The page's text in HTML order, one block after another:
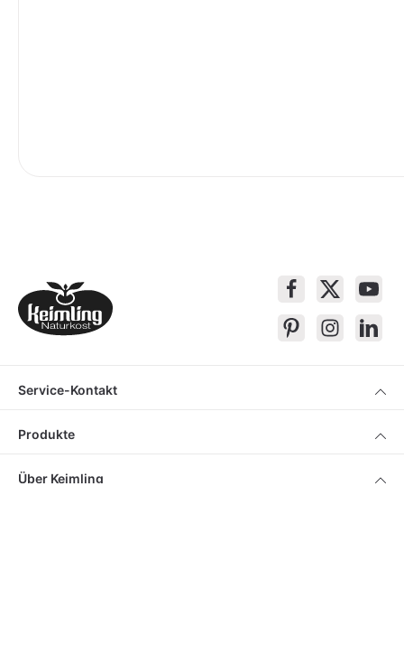
Service-Kontakt
Produkte
Über Keimling